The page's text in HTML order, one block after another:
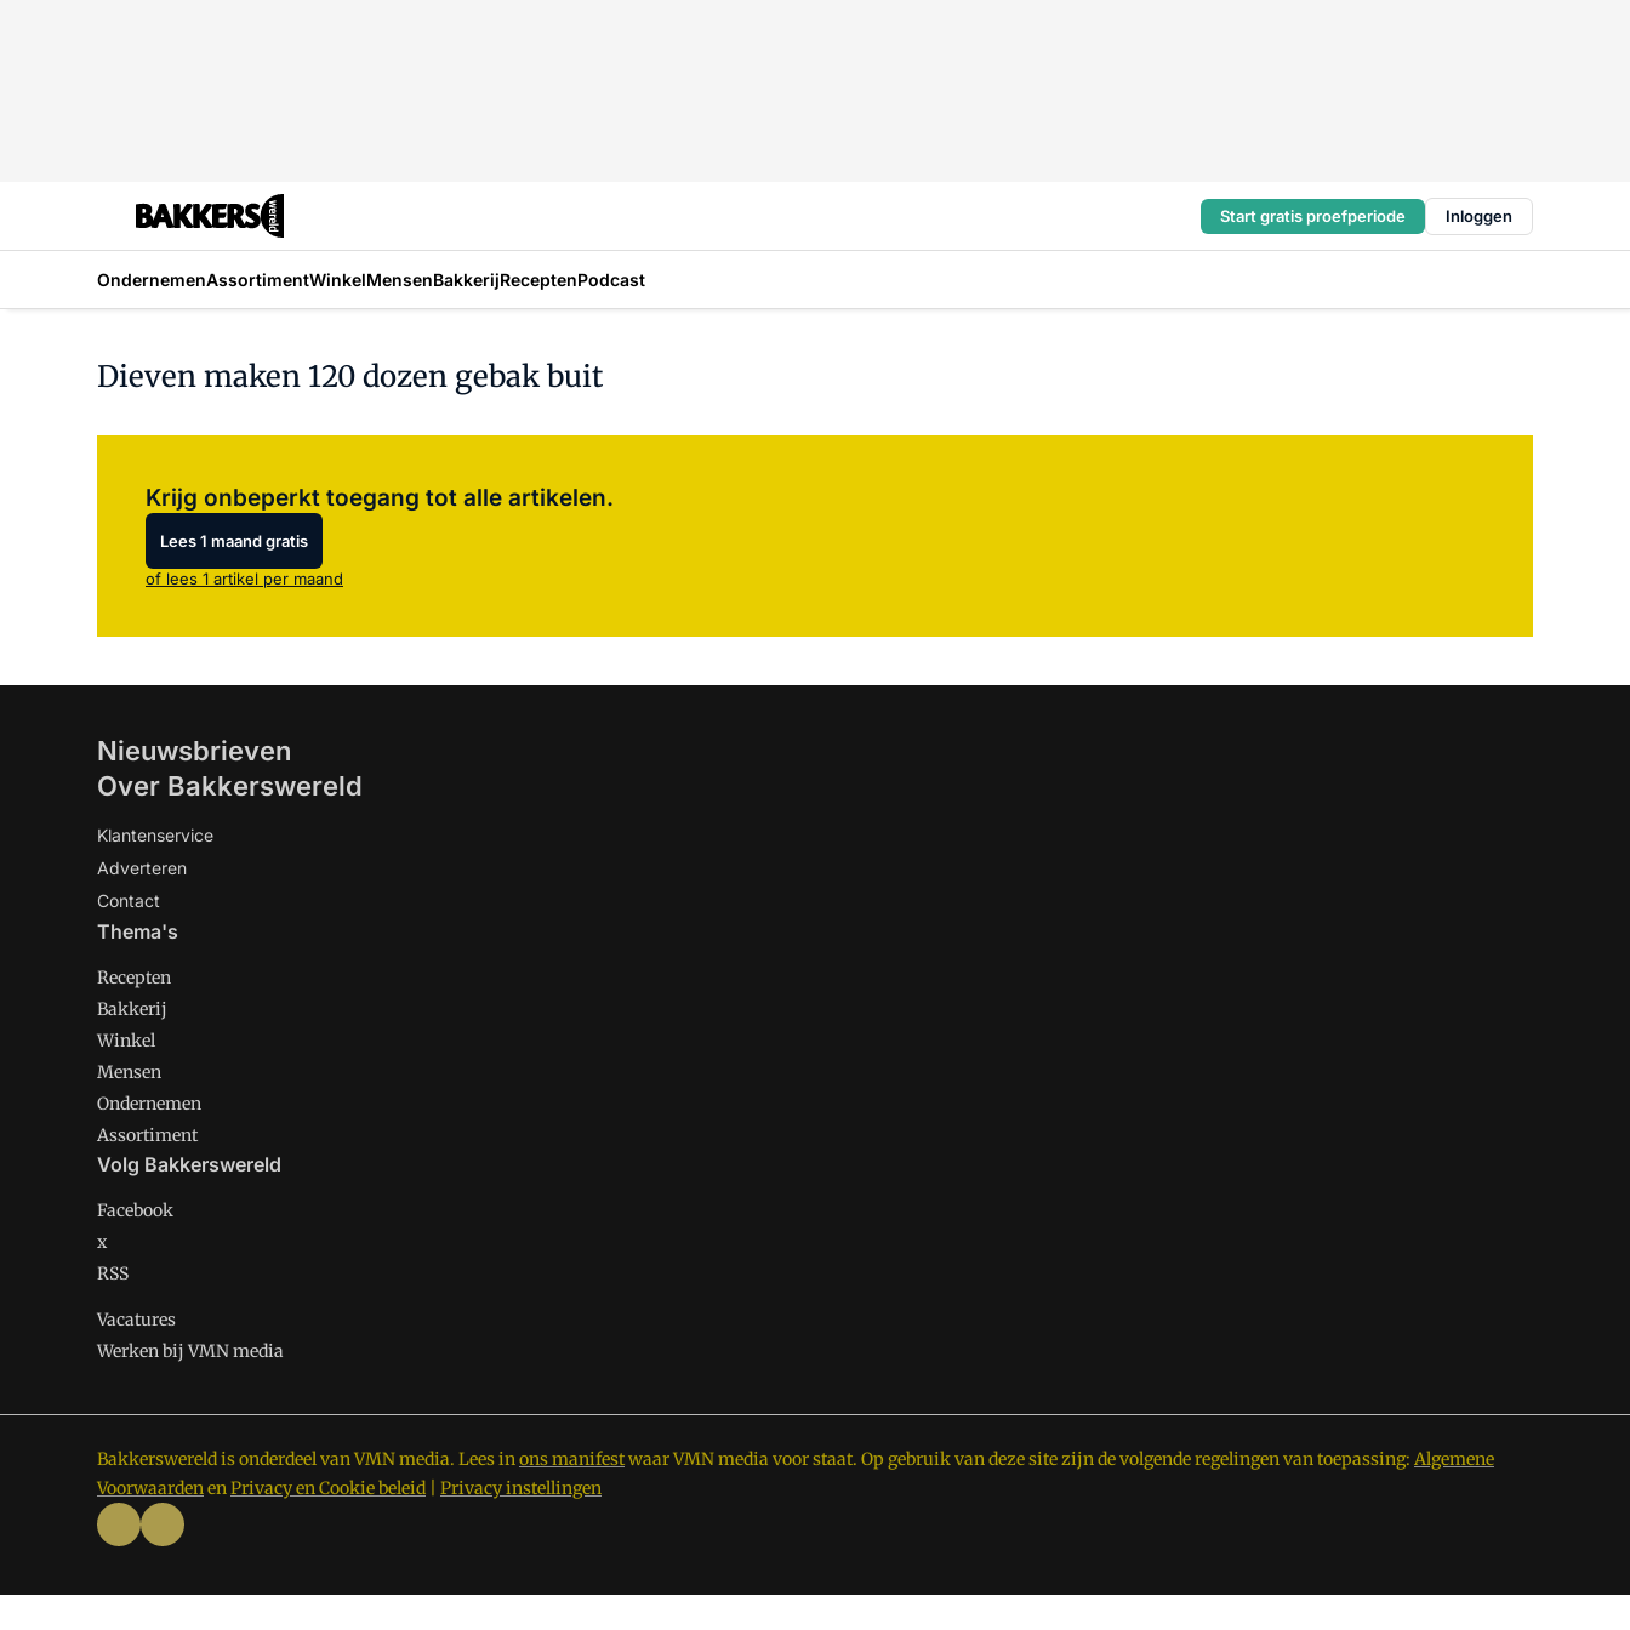
Start gratis proefperiode Inloggen
OndernemenAssortimentWinkelMensenBakkerijReceptenPodcast
Dieven maken 120 dozen gebak buit
Krijg onbeperkt toegang tot alle artikelen.
Lees 1 maand gratis
of lees 1 artikel per maand
Nieuwsbrieven
Over Bakkerswereld
Klantenservice
Adverteren
Contact
Thema's
Recepten
Bakkerij
Winkel
Mensen
Ondernemen
Assortiment
Volg Bakkerswereld
Facebook
x
RSS
Vacatures
Werken bij VMN media
Bakkerswereld is onderdeel van VMN media. Lees inons manifestwaar VMN media voor staat. Op gebruik van deze site zijn de volgende regelingen van toepassing: Algemene
VoorwaardenenPrivacy en Cookie beleid Privacy instellingen